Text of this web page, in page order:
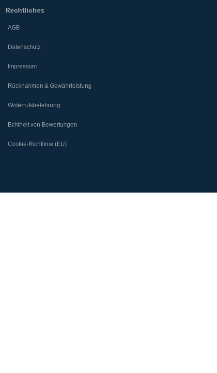
Rechtliches
AGB
Datenschutz
Impressum
Rücknahmen & Gewährleistung
Widerrufsbelehrung
Echtheit von Bewertungen
Cookie-Richtlinie (EU)